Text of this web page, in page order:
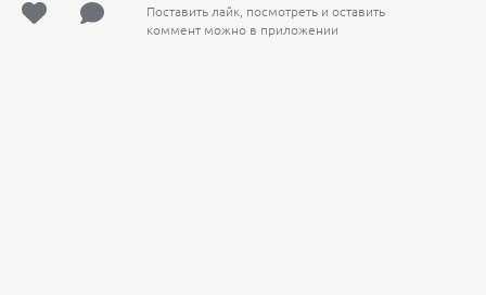
Поставить лайк, посмотреть и оставить
коммент можно в приложении